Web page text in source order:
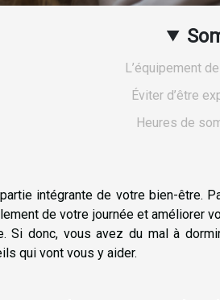
L’équipement
Éviter d’être
Heures de
intégrante de votre bien-être.
de votre journée et améliorer
Si donc, vous avez du mal à
qui vont vous y aider.